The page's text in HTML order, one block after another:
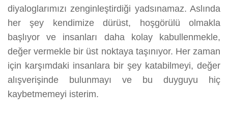
diyaloglarımızı zenginleştirdiği yadsınamaz. Aslında
her şey kendimize dürüst, hoşgörülü olmakla
başlıyor ve insanları daha kolay kabullenmekle,
değer vermekle bir üst noktaya taşınıyor. Her zaman
için karşımdaki insanlara bir şey katabilmeyi, değer
alışverişinde bulunmayı ve bu duyguyu hiç
kaybetmemeyi isterim.